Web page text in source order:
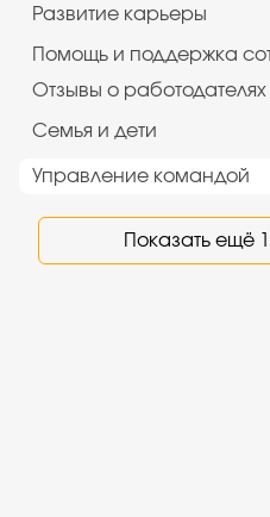
Развитие карьеры
Помощь и поддержка
Отзывы о работодателях
Семья и дети
Управление командой
Показать ещё